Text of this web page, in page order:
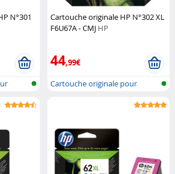
N°301
Cartouche originale HP N°302 XL
F6U67A - CMJ HP
44,99€
Cartouche originale pour